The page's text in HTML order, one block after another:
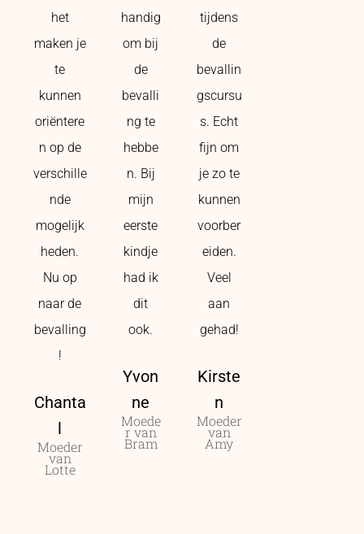
het
maken je
te
kunnen
oriëntere
n op de
verschille
nde
mogelijk
heden.
Nu op
naar de
bevalling
!
Chanta
l
Moeder
van
Lotte
handig
om bij
de
bevalli
ng te
hebbe
n. Bij
mijn
eerste
kindje
had ik
dit
ook.
Yvon
ne
Moede
r van
Bram
tijdens
de
bevallin
gscursu
s. Echt
fijn om
je zo te
kunnen
voorber
eiden.
Veel
aan
gehad!
Kirste
n
Moeder
van
Amy